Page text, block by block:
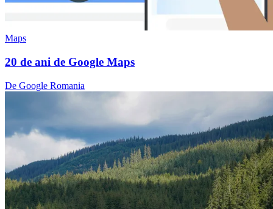
Maps
20 de ani de Google Maps
De Google Romania